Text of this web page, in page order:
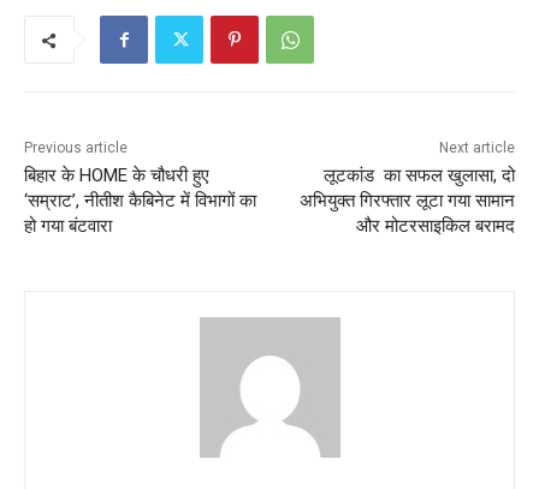
Previous article
बिहार के HOME के चौधरी हुए
‘सम्राट’, नीतीश कैबिनेट में विभागों का
हो गया बंटवारा
Next article
लूटकांड का सफल खुलासा, दो
अभियुक्त गिरफ्तार लूटा गया सामान
और मोटरसाइकिल बरामद